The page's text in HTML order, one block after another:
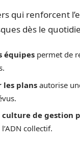
qui renforcent
dès le
équipes permet de
les plans autorise
de gestion
collectif.